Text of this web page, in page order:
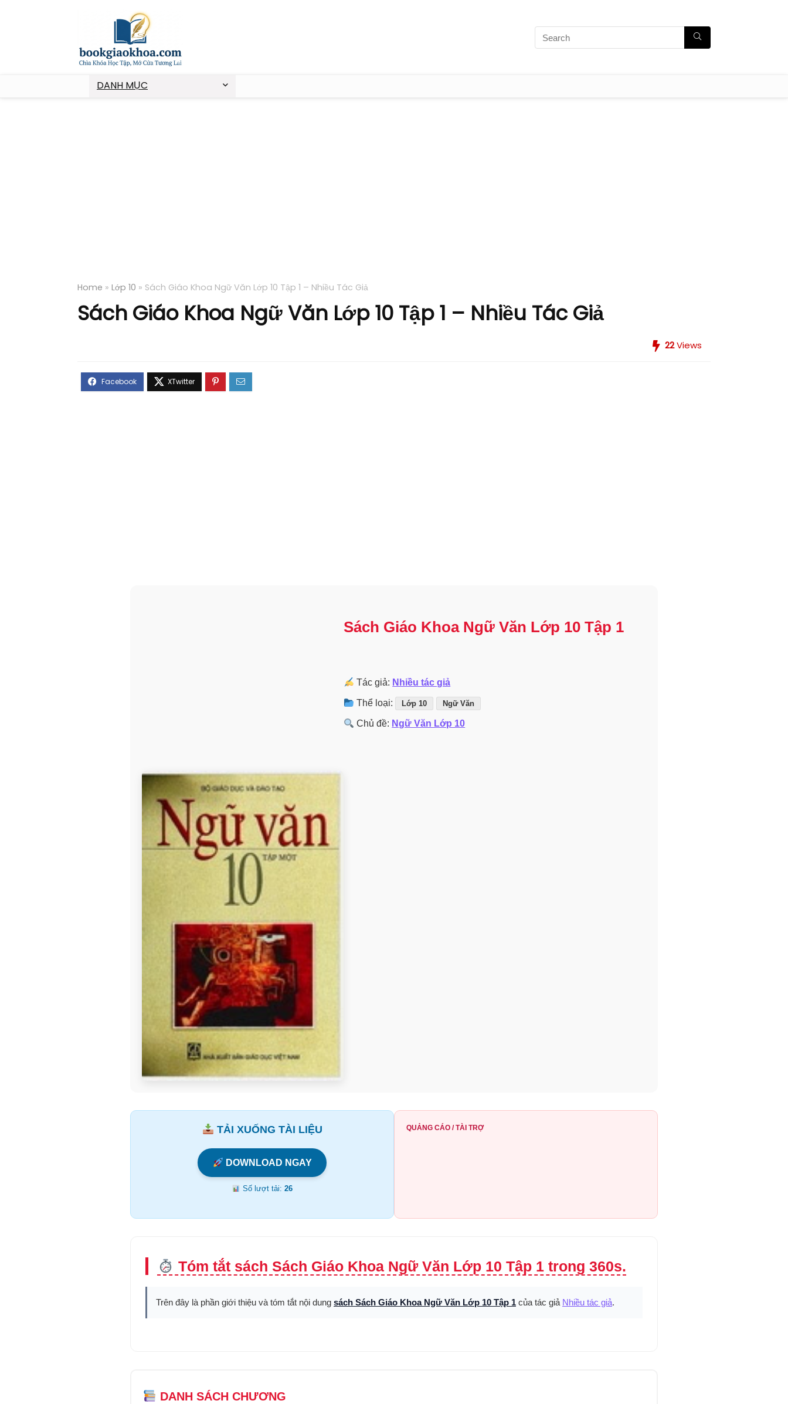
DANH MỤC
Home » Lớp 10 » Sách Giáo Khoa Ngữ Văn Lớp 10 Tập 1 – Nhiều Tác Giả
Sách Giáo Khoa Ngữ Văn Lớp 10 Tập 1 – Nhiều Tác Giả
22Views
Sách Giáo Khoa Ngữ Văn Lớp 10 Tập 1
Tác giả: Nhiều tác giả
Thể loại: Lớp 10 Ngữ Văn
Chủ đề: Ngữ Văn Lớp 10
TẢI XUỐNG TÀI LIỆU
DOWNLOAD NGAY
Số lượt tải: 26
QUẢNG CÁO / TÀI TRỢ
Tóm tắt sách Sách Giáo Khoa Ngữ Văn Lớp 10 Tập 1 trong 360s.
Trên đây là phần giới thiệu và tóm tắt nội dung sách Sách Giáo Khoa Ngữ Văn Lớp 10 Tập 1 của tác giả Nhiều tác giả.
DANH SÁCH CHƯƠNG